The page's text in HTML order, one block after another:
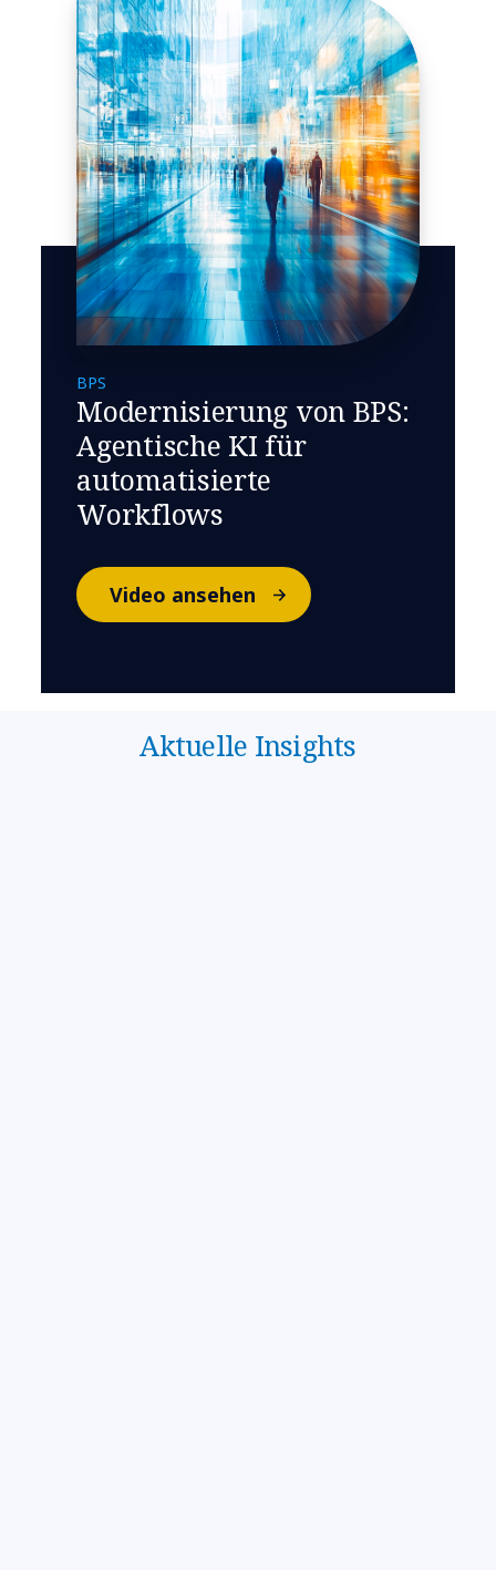
BPS
Modernisierung von BPS:
Agentische KI für
automatisierte
Workflows
Video ansehen
Aktuelle Insights